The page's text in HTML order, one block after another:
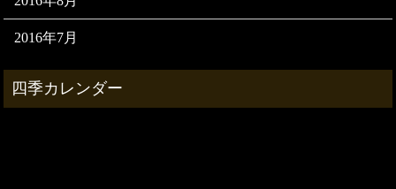
2016年7月